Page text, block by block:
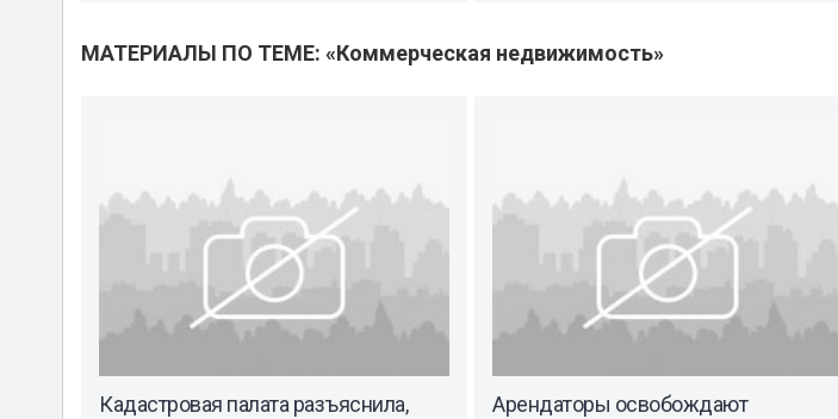
МАТЕРИАЛЫ ПО ТЕМЕ: «Коммерческая недвижимость»
Кадастровая палата разъяснила,
Арендаторы освобождают